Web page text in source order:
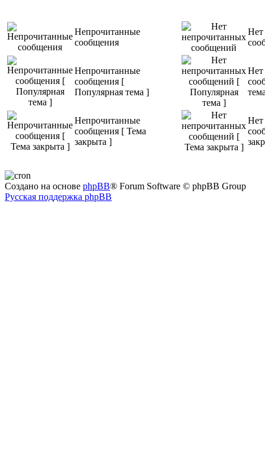
Непрочитанные
сообщения
Нет
Непрочитанные
сообщения [
Популярная тема ]
Нет
Непрочитанные
сообщения [ Тема
закрыта ]
Нет
Создано на основе phpBB® Forum Software © phpBB Group
Русская поддержка phpBB